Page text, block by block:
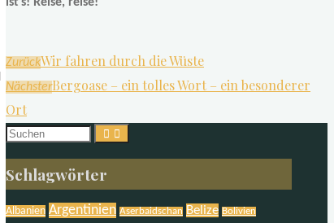
ist’s! Reise, reise!
ZurückWir fahren durch die Wüste
NächsterBergoase – ein tolles Wort – ein besonderer
Ort
Suchen
nach:
Schlagwörter
Albanien Argentinien Aserbaidschan Belize Bolivien